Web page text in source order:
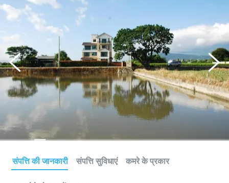
संपत्ति की जानकारी संपत्ति सुविधाएं कमरे के प्रकार